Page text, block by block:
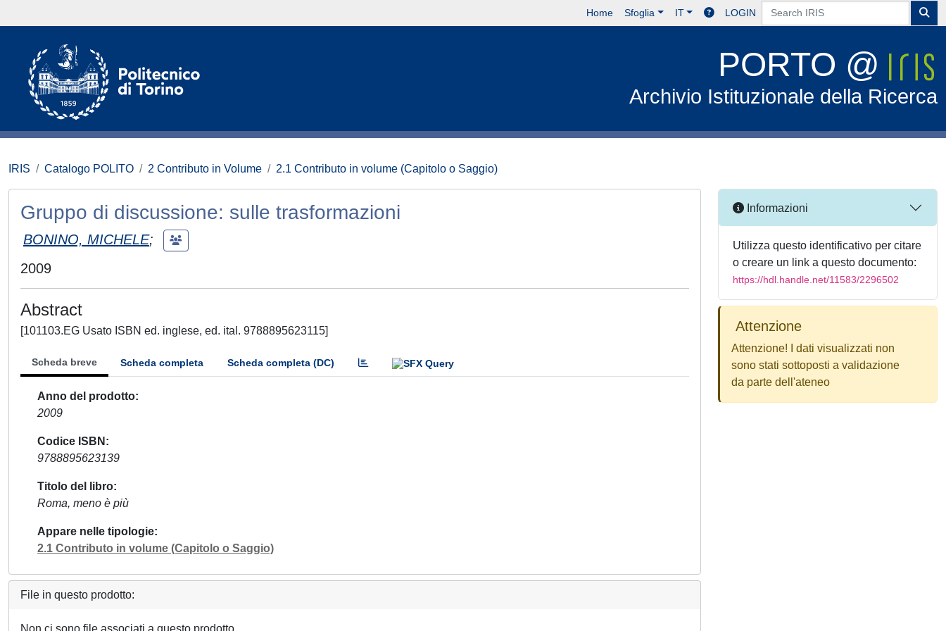
Home Sfoglia IT LOGIN
PORTO @
Archivio Istituzionale della Ricerca
IRIS Catalogo POLITO 2 Contributo in Volume 2.1 Contributo in volume (Capitolo o Saggio)
Gruppo di discussione: sulle trasformazioni
BONINO, MICHELE;
2009
Abstract
[101103.EG Usato ISBN ed. inglese, ed. ital. 9788895623115]
Scheda breve Scheda completa Scheda completa (DC)
Anno del prodotto
2009
Codice ISBN
9788895623139
Titolo del libro
Roma, meno è più
Appare nelle tipologie
2.1 Contributo in volume (Capitolo o Saggio)
File in questo prodotto:
Non ci sono file associati a questo prodotto.
Informazioni
Utilizza questo identificativo per citare
o creare un link a questo documento:
https://hdl.handle.net/11583/2296502
Attenzione
Attenzione! I dati visualizzati non
sono stati sottoposti a validazione
da parte dell'ateneo